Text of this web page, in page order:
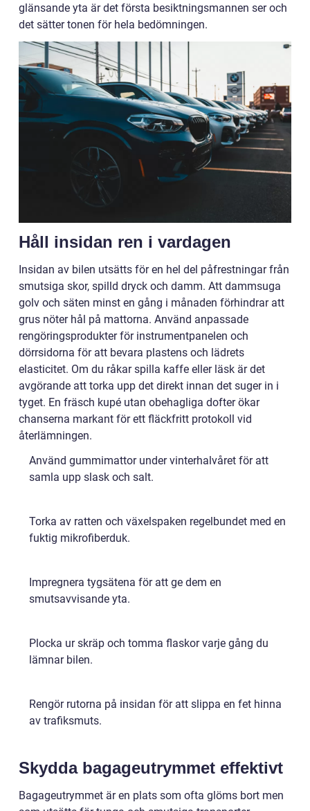
glänsande yta är det första besiktningsmannen ser och
det sätter tonen för hela bedömningen.
Håll insidan ren i vardagen
Insidan av bilen utsätts för en hel del påfrestningar från
smutsiga skor, spilld dryck och damm. Att dammsuga
golv och säten minst en gång i månaden förhindrar att
grus nöter hål på mattorna. Använd anpassade
rengöringsprodukter för instrumentpanelen och
dörrsidorna för att bevara plastens och lädrets
elasticitet. Om du råkar spilla kaffe eller läsk är det
avgörande att torka upp det direkt innan det suger in i
tyget. En fräsch kupé utan obehagliga dofter ökar
chanserna markant för ett fläckfritt protokoll vid
återlämningen.
Använd gummimattor under vinterhalvåret för att
samla upp slask och salt.
Torka av ratten och växelspaken regelbundet med en
fuktig mikrofiberduk.
Impregnera tygsätena för att ge dem en
smutsavvisande yta.
Plocka ur skräp och tomma flaskor varje gång du
lämnar bilen.
Rengör rutorna på insidan för att slippa en fet hinna
av trafiksmuts.
Skydda bagageutrymmet effektivt
Bagageutrymmet är en plats som ofta glöms bort men